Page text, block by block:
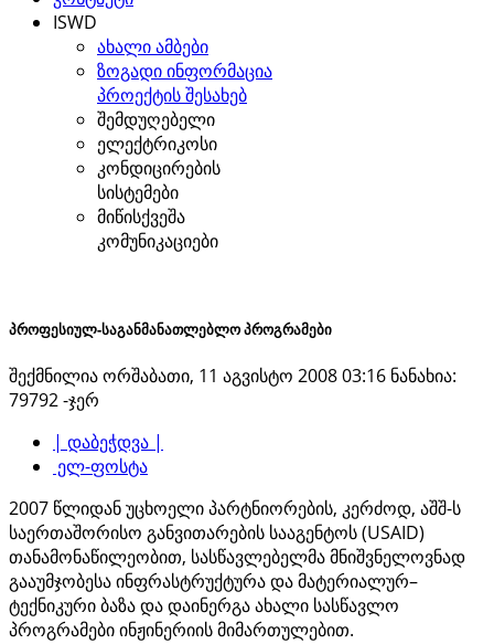
ISWD
ახალი ამბები
ზოგადი ინფორმაცია
პროექტის შესახებ
შემდუღებელი
ელექტრიკოსი
კონდიცირების
სისტემები
მიწისქვეშა
კომუნიკაციები
პროფესიულ-საგანმანათლებლო პროგრამები
შექმნილია ორშაბათი, 11 აგვისტო 2008 03:16 ნანახია:
79792 -ჯერ
| დაბეჭდვა |
ელ-ფოსტა
2007 წლიდან უცხოელი პარტნიორების, კერძოდ, აშშ-ს
საერთაშორისო განვითარების სააგენტოს (USAID)
თანამონაწილეობით, სასწავლებელმა მნიშვნელოვნად
გააუმჯობესა ინფრასტრუქტურა და მატერიალურ–
ტექნიკური ბაზა და დაინერგა ახალი სასწავლო
პროგრამები ინჟინერიის მიმართულებით.